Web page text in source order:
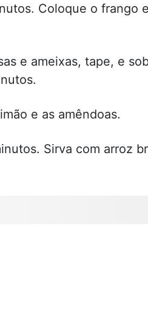
Coloque o frango
e ameixas, tape, e
e as amêndoas.
Sirva com arroz